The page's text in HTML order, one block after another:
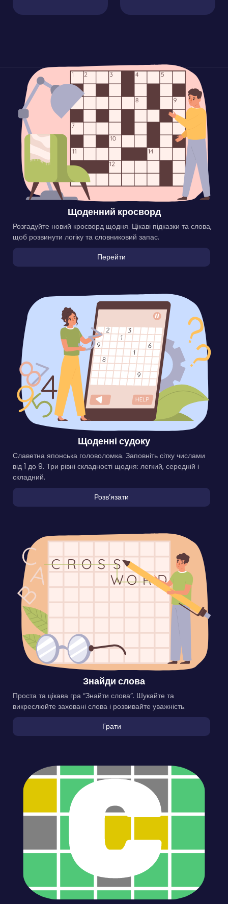
Щоденний кросворд
Розгадуйте новий кросворд щодня. Цікаві підказки та слова,
щоб розвинути логіку та словниковий запас.
Перейти
Щоденні судоку
Славетна японська головоломка. Заповніть сітку числами
від 1 до 9. Три рівні складності щодня: легкий, середній і
складний.
Розвʼязати
Знайди слова
Проста та цікава гра “Знайти слова”. Шукайте та
викреслюйте заховані слова і розвивайте уважність.
Грати